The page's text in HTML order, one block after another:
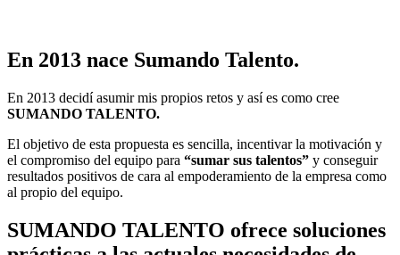
En 2013 nace Sumando Talento.
En 2013 decidí asumir mis propios retos y así es como cree
SUMANDO TALENTO.
El objetivo de esta propuesta es sencilla, incentivar la motivación y
el compromiso del equipo para “sumar sus talentos” y conseguir
resultados positivos de cara al empoderamiento de la empresa como
al propio del equipo.
SUMANDO TALENTO ofrece soluciones